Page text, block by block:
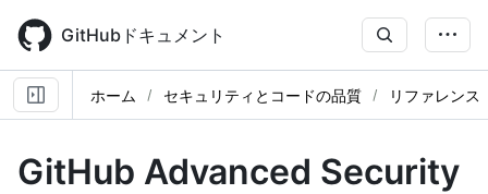
main
content
GitHubドキュメント
ホーム セキュリティとコードの品質 リファレンス
GitHub Advanced Security